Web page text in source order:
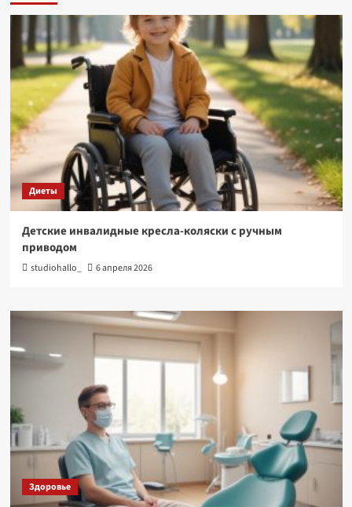
Диеты
Детские инвалидные кресла-коляски с ручным
приводом
studiohallo_ 6 апреля 2026
Здоровье